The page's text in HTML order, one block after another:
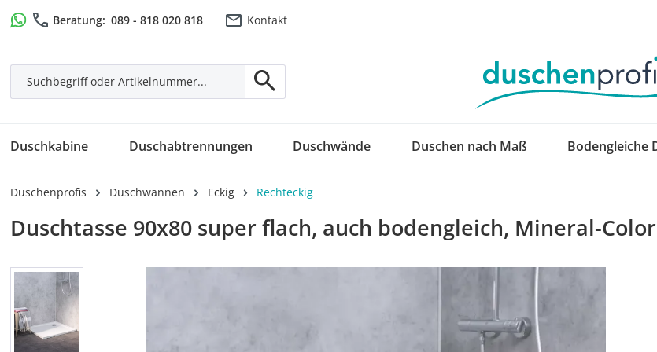
Hauptinhalt springen
Zur Suche springen
Zur Hauptnavigation springen
Beratung: 089 - 818 020 818 Kontakt
Duschkabine Duschabtrennungen Duschwände Duschen nach Maß Bodengleiche
Duschenprofis Duschwannen Eckig Rechteckig
Duschtasse 90x80 super flach, auch bodengleich, Mineral-
Bildergalerie überspringen